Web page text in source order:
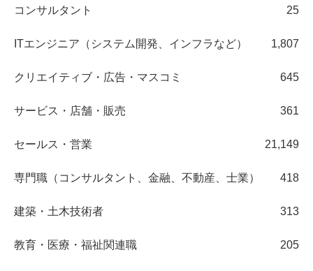
コンサルタント 25
ITエンジニア（システム開発、インフラなど） 1,807
クリエイティブ・広告・マスコミ 645
サービス・店舗・販売 361
セールス・営業 21,149
専門職（コンサルタント、金融、不動産、士業） 418
建築・土木技術者 313
教育・医療・福祉関連職 205